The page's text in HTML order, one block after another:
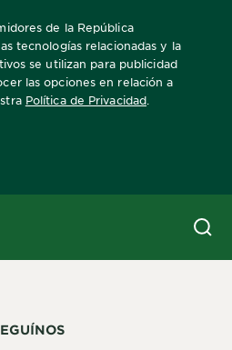
de la República
tecnologías relacionadas y la
se utilizan para publicidad
las opciones en relación a
Política de Privacidad
comincate al 0800-222-4276